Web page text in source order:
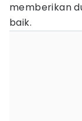
memberikan
baik.